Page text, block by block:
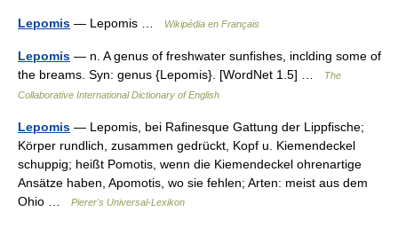
Lepomis — Lepomis … Wikipédia en Français
Lepomis — n. A genus of freshwater sunfishes, inclding some of
the breams. Syn: genus {Lepomis}. [WordNet 1.5] …
The
Collaborative International Dictionary of English
Lepomis — Lepomis, bei Rafinesque Gattung der Lippfische;
Körper rundlich, zusammen gedrückt, Kopf u. Kiemendeckel
schuppig; heißt Pomotis, wenn die Kiemendeckel ohrenartige
Ansätze haben, Apomotis, wo sie fehlen; Arten: meist aus dem
Ohio …
Pierer's Universal-Lexikon